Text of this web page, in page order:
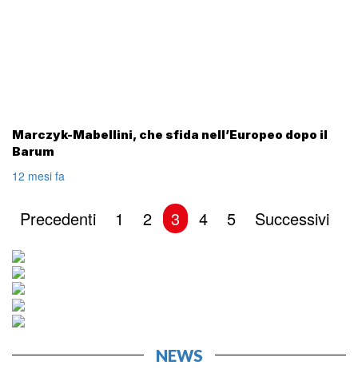
Marczyk-Mabellini, che sfida nell’Europeo dopo il
Barum
12 mesi fa
Posts
pagination
Precedenti 1 2 3 4 5 Successivi
NEWS